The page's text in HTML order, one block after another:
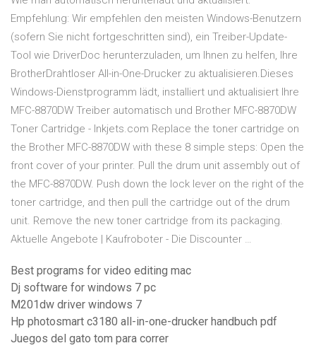
Empfehlung: Wir empfehlen den meisten Windows-Benutzern
(sofern Sie nicht fortgeschritten sind), ein Treiber-Update-
Tool wie DriverDoc herunterzuladen, um Ihnen zu helfen, Ihre
BrotherDrahtloser All-in-One-Drucker zu aktualisieren.Dieses
Windows-Dienstprogramm lädt, installiert und aktualisiert Ihre
MFC-8870DW Treiber automatisch und Brother MFC-8870DW
Toner Cartridge - Inkjets.com Replace the toner cartridge on
the Brother MFC-8870DW with these 8 simple steps: Open the
front cover of your printer. Pull the drum unit assembly out of
the MFC-8870DW. Push down the lock lever on the right of the
toner cartridge, and then pull the cartridge out of the drum
unit. Remove the new toner cartridge from its packaging.
Aktuelle Angebote | Kaufroboter - Die Discounter …
Best programs for video editing mac
Dj software for windows 7 pc
M201dw driver windows 7
Hp photosmart c3180 all-in-one-drucker handbuch pdf
Juegos del gato tom para correr